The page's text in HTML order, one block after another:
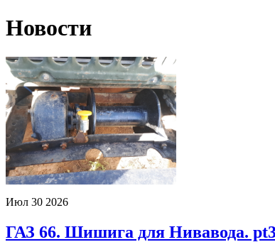
Новости
Июл 30 2026
ГАЗ 66. Шишига для Нивавода.